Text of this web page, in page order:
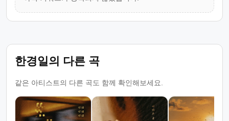
한경일의 다른 곡
같은 아티스트의 다른 곡도 함께 확인해보세요.